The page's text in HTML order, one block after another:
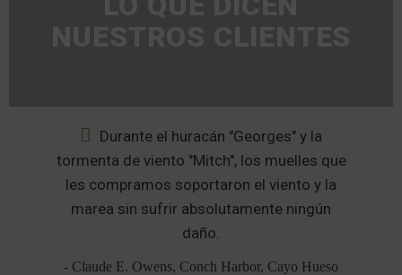
Durante el huracán "Georges" y la
tormenta de viento "Mitch", los muelles que
les compramos soportaron el viento y la
marea sin sufrir absolutamente ningún
daño.
- Claude E. Owens, Conch Harbor, Cayo Hueso